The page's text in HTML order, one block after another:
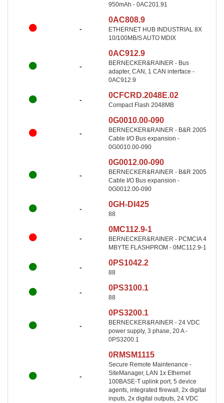
950mAh - 0AC201.91
-
0AC808.9
ETHERNET HUB INDUSTRIAL 8X
10/100MB/S AUTO MDIX
-
0AC912.9
BERNECKER&RAINER - Bus
adapter, CAN, 1 CAN interface -
0AC912.9
- 0CFCRD.2048E.02
Compact Flash 2048MB
-
0G0010.00-090
BERNECKER&RAINER - B&R 2005
Cable I/O Bus expansion -
0G0010.00-090
-
0G0012.00-090
BERNECKER&RAINER - B&R 2005
Cable I/O Bus expansion -
0G0012.00-090
- 0GH-DI425
88
-
0MC112.9-1
BERNECKER&RAINER - PCMCIA 4
MBYTE FLASHPROM - 0MC112.9-1
- 0PS1042.2
88
- 0PS3100.1
88
-
0PS3200.1
BERNECKER&RAINER - 24 VDC
power supply, 3 phase, 20 A -
0PS3200.1
-
0RMSM1115
Secure Remote Maintenance -
SiteManager, LAN 1x Ethernet
100BASE-T uplink port, 5 device
agents, integrated firewall, 2x digital
inputs, 2x digital outputs, 24 VDC